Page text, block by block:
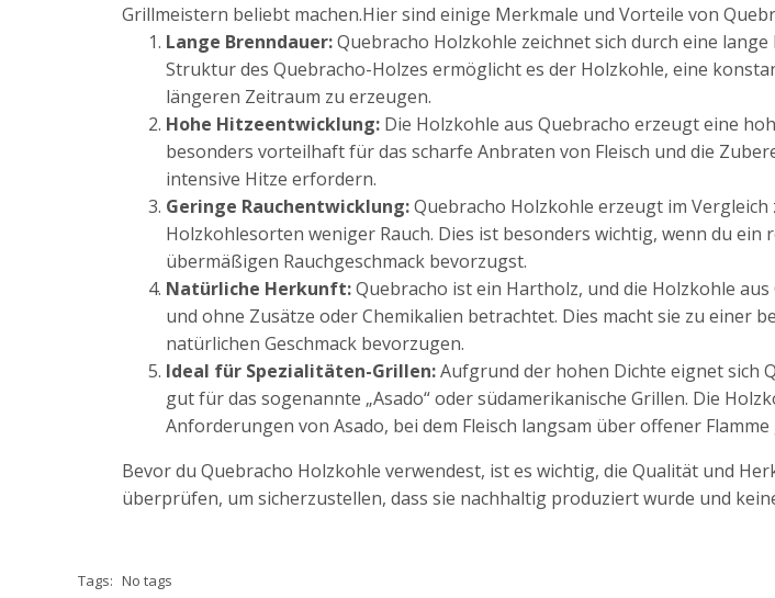
Grillmeistern beliebt machen.Hier sind einige Merkmale und Vorteile von
Lange Brenndauer:Quebracho Holzkohle zeichnet sich durch eine
Struktur des Quebracho-Holzes ermöglicht es der Holzkohle, eine
längeren Zeitraum zu erzeugen.
Hohe Hitzeentwicklung: Die Holzkohle aus Quebracho erzeugt eine
besonders vorteilhaft für das scharfe Anbraten von Fleisch und die
intensive Hitze erfordern.
Geringe Rauchentwicklung:Quebracho Holzkohle erzeugt im
Holzkohlesorten weniger Rauch. Dies ist besonders wichtig, wenn du ein
übermäßigen Rauchgeschmack bevorzugst.
Natürliche Herkunft:Quebracho ist ein Hartholz, und die Holzkohle
und ohne Zusätze oder Chemikalien betrachtet. Dies macht sie zu einer
natürlichen Geschmack bevorzugen.
Ideal für Spezialitäten-Grillen:Aufgrund der hohen Dichte eignet sich
gut für das sogenannte „Asado“ oder südamerikanische Grillen. Die
Anforderungen von Asado, bei dem Fleisch langsam über offener
Bevor du Quebracho Holzkohle verwendest, ist es wichtig, die Qualität und
überprüfen, um sicherzustellen, dass sie nachhaltig produziert wurde und
Tags: No tags